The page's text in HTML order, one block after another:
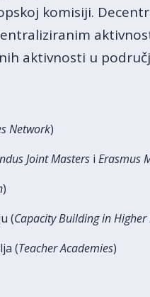
komisiji.
aktivnosti u
Network)
Joint Masters i Erasmus
)
(Capacity Building in
(Teacher Academies)